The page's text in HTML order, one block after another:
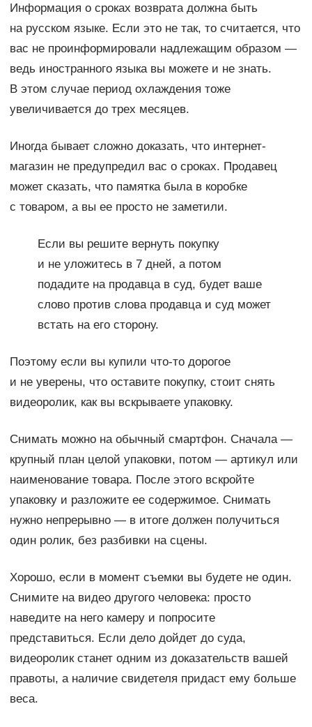
Информация о сроках возврата должна быть
на русском языке. Если это не так, то считается, что
вас не проинформировали надлежащим образом —
ведь иностранного языка вы можете и не знать.
В этом случае период охлаждения тоже
увеличивается до трех месяцев.
Иногда бывает сложно доказать, что интернет-
магазин не предупредил вас о сроках. Продавец
может сказать, что памятка была в коробке
с товаром, а вы ее просто не заметили.
Если вы решите вернуть покупку
и не уложитесь в 7 дней, а потом
подадите на продавца в суд, будет ваше
слово против слова продавца и суд может
встать на его сторону.
Поэтому если вы купили что-то дорогое
и не уверены, что оставите покупку, стоит снять
видеоролик, как вы вскрываете упаковку.
Снимать можно на обычный смартфон. Сначала —
крупный план целой упаковки, потом — артикул или
наименование товара. После этого вскройте
упаковку и разложите ее содержимое. Снимать
нужно непрерывно — в итоге должен получиться
один ролик, без разбивки на сцены.
Хорошо, если в момент съемки вы будете не один.
Снимите на видео другого человека: просто
наведите на него камеру и попросите
представиться. Если дело дойдет до суда,
видеоролик станет одним из доказательств вашей
правоты, а наличие свидетеля придаст ему больше
веса.